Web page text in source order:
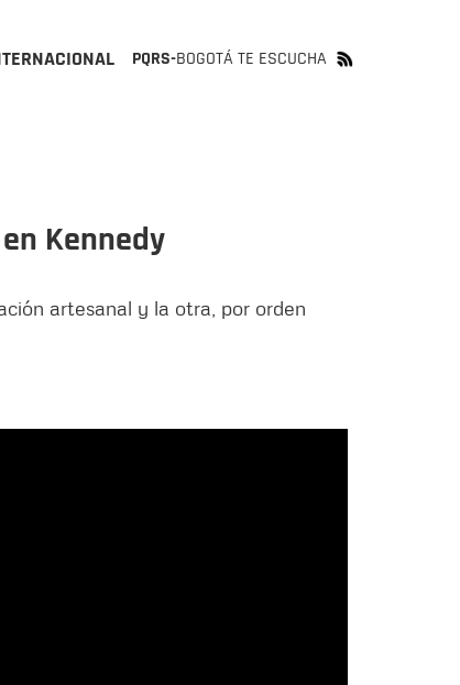
PQRS-BOGOTÁ TE ESCUCHA
Kennedy
artesanal y la otra, por orden